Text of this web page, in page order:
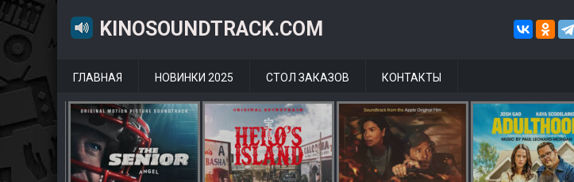
KINOSOUNDTRACK.COM
ГЛАВНАЯ НОВИНКИ 2025 СТОЛ ЗАКАЗОВ КОНТАКТЫ